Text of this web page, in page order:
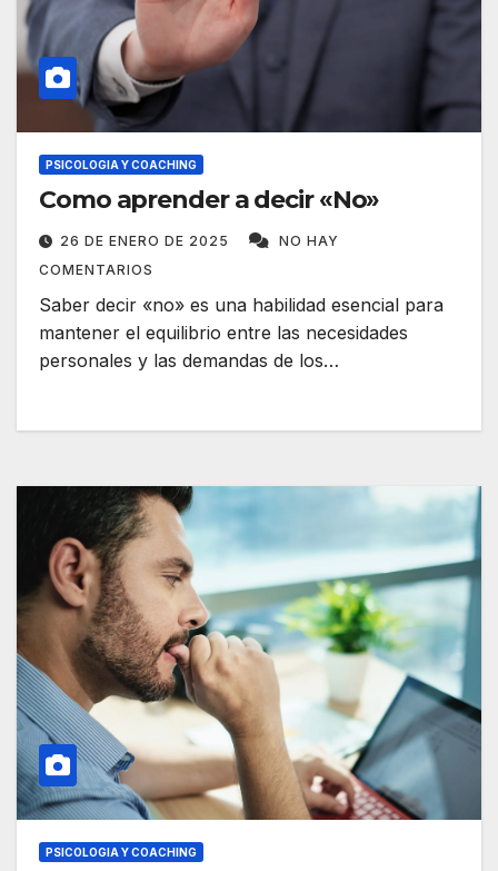
PSICOLOGIA Y COACHING
Como aprender a decir «No»
26 DE ENERO DE 2025
NO HAY
COMENTARIOS
Saber decir «no» es una habilidad esencial para
mantener el equilibrio entre las necesidades
personales y las demandas de los…
PSICOLOGIA Y COACHING